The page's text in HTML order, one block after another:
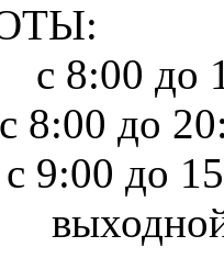
с 8:00 до
до
до